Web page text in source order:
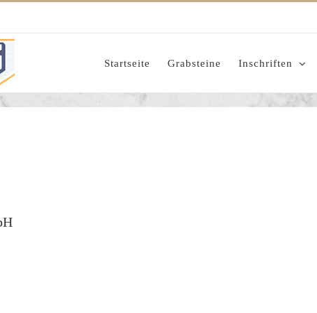
Startseite Grabsteine Inschriften